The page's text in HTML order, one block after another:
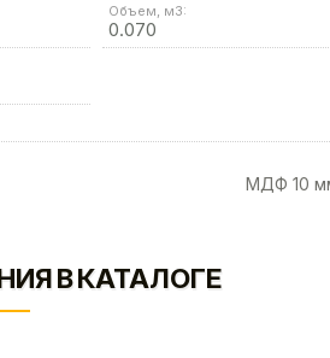
Объем, м3:
0.070
МДФ 10
В КАТАЛОГЕ